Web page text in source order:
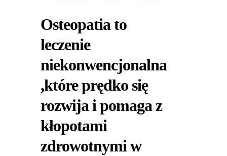
Osteopatia to
leczenie
niekonwencjonalna
,które prędko się
rozwija i pomaga z
kłopotami
zdrowotnymi w